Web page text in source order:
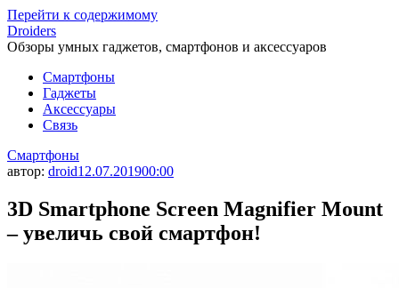
Перейти к содержимому
Droiders
Обзоры умных гаджетов, смартфонов и аксессуаров
Смартфоны
Гаджеты
Аксессуары
Связь
Смартфоны
автор: droid12.07.201900:00
3D Smartphone Screen Magnifier Mount
– увеличь свой смартфон!